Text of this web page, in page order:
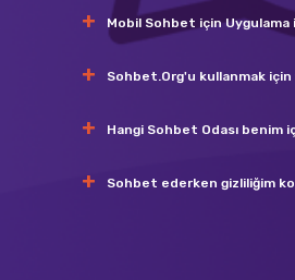
Mobil Sohbet için
Sohbet.Org'u kullanmak için
Hangi Sohbet Odası benim
Sohbet ederken gizliliğim